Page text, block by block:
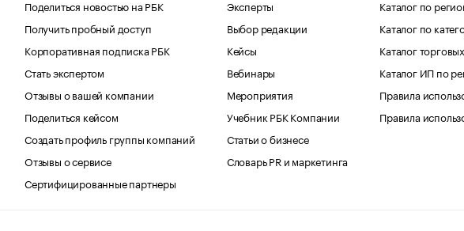
Поделиться новостью на РБК
Получить пробный доступ
Корпоративная подписка РБК
Стать экспертом
Отзывы о вашей компании
Поделиться кейсом
Создать профиль группы компаний
Отзывы о сервисе
Сертифицированные партнеры
Эксперты
Выбор редакции
Кейсы
Вебинары
Мероприятия
Учебник РБК Компании
Статьи о бизнесе
Словарь PR и маркетинга
Каталог по
Каталог по
Каталог
Каталог ИП по
Правила
Правила